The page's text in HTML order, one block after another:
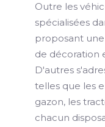
Outre les
spécialisées
proposant
de décoration
D'autres
telles que les
gazon, les
chacun